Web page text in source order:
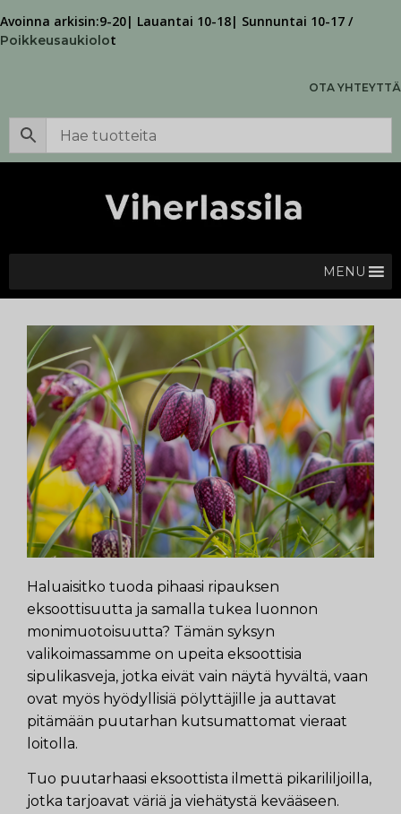
Avoinna arkisin:9-20| Lauantai 10-18| Sunnuntai 10-17 /
Poikkeusaukiolot
OTA YHTEYTTÄ
MENU
Haluaisitko tuoda pihaasi ripauksen
eksoottisuutta ja samalla tukea luonnon
monimuotoisuutta? Tämän syksyn
valikoimassamme on upeita eksoottisia
sipulikasveja, jotka eivät vain näytä hyvältä, vaan
ovat myös hyödyllisiä pölyttäjille ja auttavat
pitämään puutarhan kutsumattomat vieraat
loitolla.
Tuo puutarhaasi eksoottista ilmettä pikarililjoilla,
jotka tarjoavat väriä ja viehätystä kevääseen.